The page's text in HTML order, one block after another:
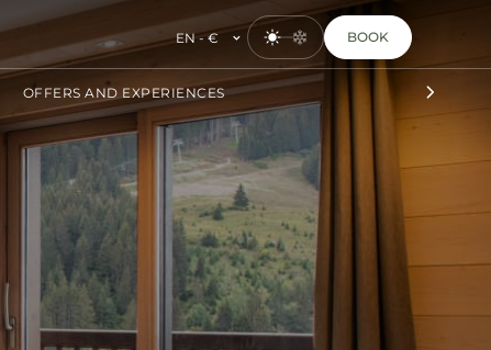
EN - € BOOK
OFFERS AND EXPERIENCES